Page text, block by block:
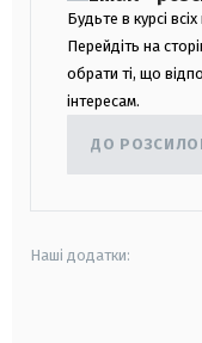
Будьте в курсі
Перейдіть на
обрати ті, що
інтересам.
ДО
Наші додатки: